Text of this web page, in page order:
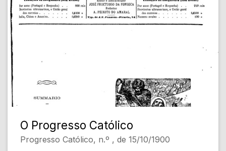
O Progresso Católico
Progresso Católico, n.º , de 15/10/1900